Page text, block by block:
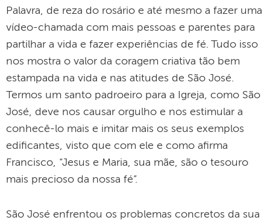
Palavra, de reza do rosário e até mesmo a fazer uma
vídeo-chamada com mais pessoas e parentes para
partilhar a vida e fazer experiências de fé. Tudo isso
nos mostra o valor da coragem criativa tão bem
estampada na vida e nas atitudes de São José.
Termos um santo padroeiro para a Igreja, como São
José, deve nos causar orgulho e nos estimular a
conhecê-lo mais e imitar mais os seus exemplos
edificantes, visto que com ele e como afirma
Francisco, “Jesus e Maria, sua mãe, são o tesouro
mais precioso da nossa fé”.
São José enfrentou os problemas concretos da sua